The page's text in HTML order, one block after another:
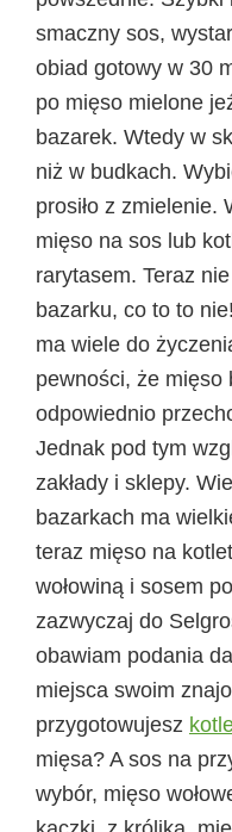
smaczny sos,
obiad gotowy w 30
po mięso mielone
bazarek. Wtedy w
niż w budkach.
prosiło z zmielenie.
mięso na sos lub
rarytasem. Teraz
bazarku, co to to
ma wiele do
pewności, że mięso
odpowiednio
Jednak pod tym
zakłady i sklepy.
bazarkach ma
teraz mięso na
wołowiną i sosem
zazwyczaj do
obawiam podania
miejsca swoim
przygotowujesz
mięsa? A sos na
wybór, mięso